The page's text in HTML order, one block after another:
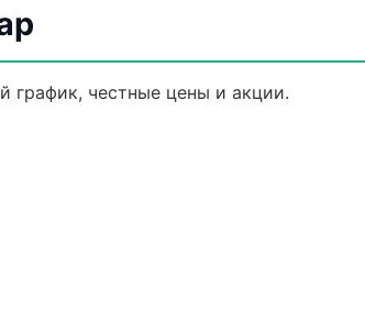
график, честные цены и акции.